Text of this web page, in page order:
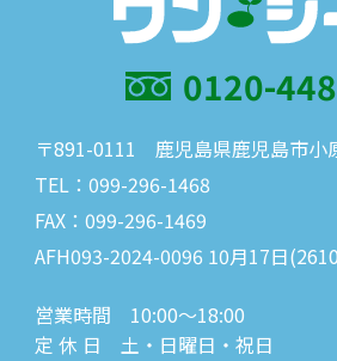
0120-
〒891-0111 鹿児島県鹿児島市小
TEL：099-296-1468
FAX：099-296-1469
AFH093-2024-0096 10月17日
営業時間 10:00～18:00
定 休 日 土・日曜日・祝日